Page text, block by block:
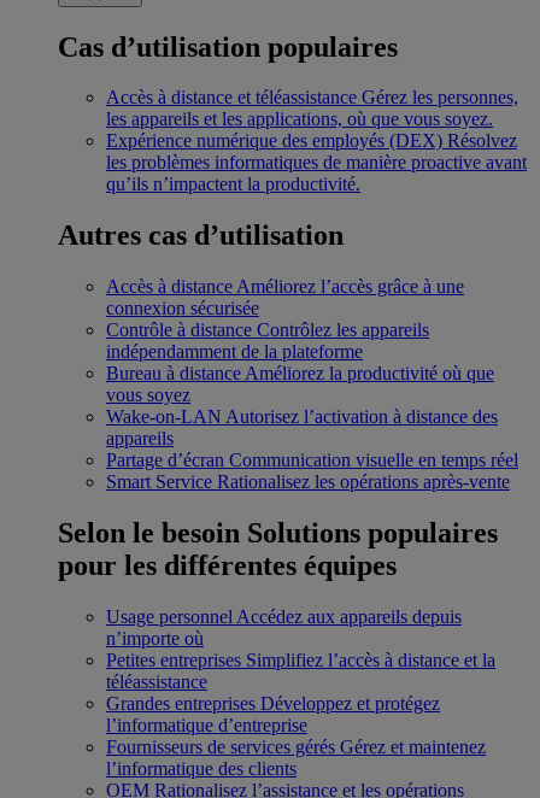
Cas d’utilisation populaires
Accès à distance et téléassistance Gérez les personnes,
les appareils et les applications, où que vous soyez.
Expérience numérique des employés (DEX) Résolvez
les problèmes informatiques de manière proactive avant
qu’ils n’impactent la productivité.
Autres cas d’utilisation
Accès à distance Améliorez l’accès grâce à une
connexion sécurisée
Contrôle à distance Contrôlez les appareils
indépendamment de la plateforme
Bureau à distance Améliorez la productivité où que
vous soyez
Wake-on-LAN Autorisez l’activation à distance des
appareils
Partage d’écran Communication visuelle en temps réel
Smart Service Rationalisez les opérations après-vente
Selon le besoin Solutions populaires
pour les différentes équipes
Usage personnel Accédez aux appareils depuis
n’importe où
Petites entreprises Simplifiez l’accès à distance et la
téléassistance
Grandes entreprises Développez et protégez
l’informatique d’entreprise
Fournisseurs de services gérés Gérez et maintenez
l’informatique des clients
OEM Rationalisez l’assistance et les opérations